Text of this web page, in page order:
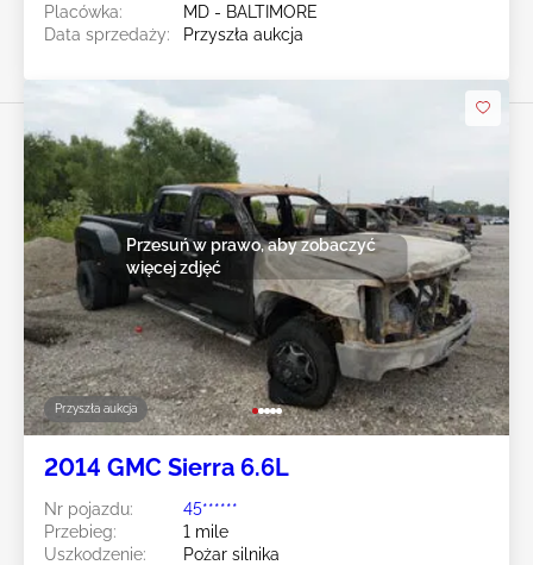
Placówka:
MD - BALTIMORE
Data sprzedaży:
Przyszła aukcja
Przyszła aukcja
Przesuń w prawo, aby zobaczyć
więcej zdjęć
2014 GMC Sierra 6.6L
Nr pojazdu:
45******
Przebieg:
1 mile
Uszkodzenie:
Pożar silnika